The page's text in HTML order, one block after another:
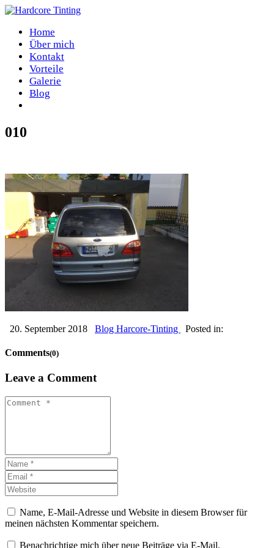
Home
Über mich
Kontakt
Vorteile
Galerie
Blog
010
20. September 2018 Blog Harcore-Tinting Posted in:
Comments(0)
Leave a Comment
Name, E-Mail-Adresse und Website in diesem Browser für
meinen nächsten Kommentar speichern.
Benachrichtige mich über neue Beiträge via E-Mail.